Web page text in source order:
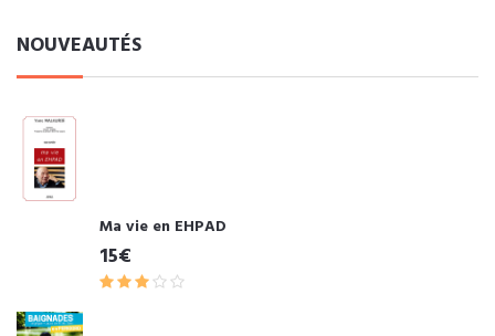
NOUVEAUTÉS
Ma vie en EHPAD
15€